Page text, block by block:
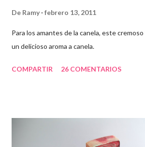
De Ramy febrero 13, 2011
Para los amantes de la canela, este
un delicioso aroma a canela.
COMPARTIR 26 COMENTARIOS